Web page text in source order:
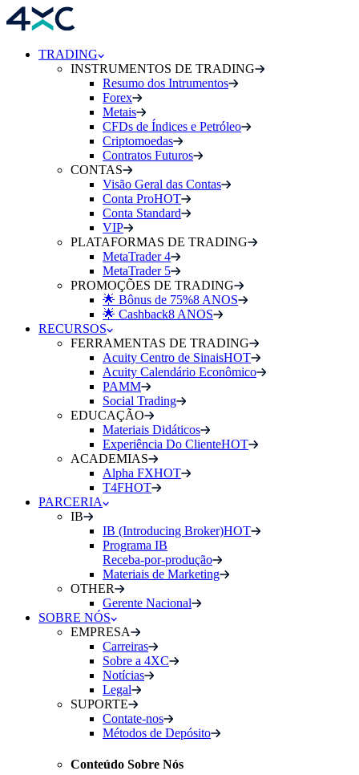
TRADING
INSTRUMENTOS DE TRADING
Resumo dos Intrumentos
Forex
Metais
CFDs de Índices e Petróleo
Criptomoedas
Contratos Futuros
CONTAS
Visão Geral das Contas
Conta ProHOT
Conta Standard
VIP
PLATAFORMAS DE TRADING
MetaTrader 4
MetaTrader 5
PROMOÇÕES DE TRADING
🌟 Bônus de 75%8 ANOS
🌟 Cashback8 ANOS
RECURSOS
FERRAMENTAS DE TRADING
Acuity Centro de SinaisHOT
Acuity Calendário Econômico
PAMM
Social Trading
EDUCAÇÃO
Materiais Didáticos
Experiência Do ClienteHOT
ACADEMIAS
Alpha FXHOT
T4FHOT
PARCERIA
IB
IB (Introducing Broker)HOT
Programa IB
Receba-por-produção
Materiais de Marketing
OTHER
Gerente Nacional
SOBRE NÓS
EMPRESA
Carreiras
Sobre a 4XC
Notícias
Legal
SUPORTE
Contate-nos
Métodos de Depósito
Conteúdo Sobre Nós